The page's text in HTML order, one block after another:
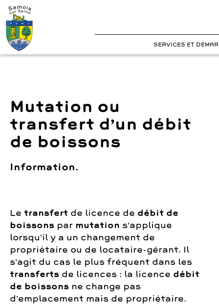
?>
Skip
to
content
SERVICES ET
Mutation ou
transfert d’un débit
de boissons
Information.
Le transfert de licence de débit de
boissons par mutation s’applique
lorsqu’il y a un changement de
propriétaire ou de locataire-gérant. Il
s’agit du cas le plus fréquent dans les
transferts de licences : la licence débit
de boissons ne change pas
d’emplacement mais de propriétaire.
Cookies management panel